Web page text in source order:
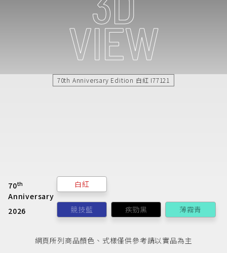
LED 尾燈與 LED 方向燈配
置，讓照明風格更一致，展現
洗鍊且具跑格的 Supersport
70th Anniversary Edition 白紅 I77121
70th
Anniversary
白紅
2026 競技藍 疾勁黑 薄霧青
網頁所列商品顏色、式樣僅供參考請以實品為主